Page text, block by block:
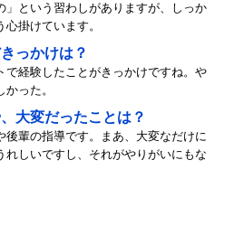
」という習わしがありますが、しっか
掛けています。
っかけは？
で経験したことがきっかけですね。や
った。
大変だったことは？
後輩の指導です。まあ、大変なだけに
れしいですし、それがやりがいにもな